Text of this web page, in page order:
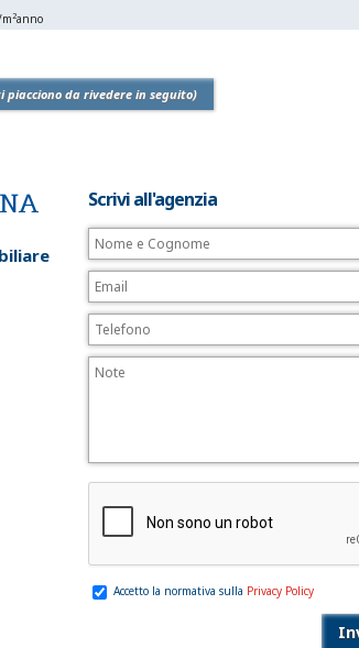
2anno
da rivedere in seguito)
Scrivi all'agenzia
Accetto la normativa sulla Privacy Policy